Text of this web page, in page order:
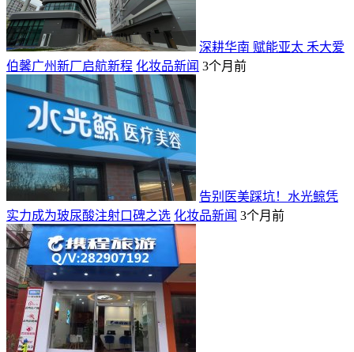
深耕华南 赋能亚太 禾大爱
伯馨广州新厂启航新程 化妆品新闻 3个月前
告别医美踩坑！水光鲸凭
实力成为玻尿酸注射口碑之选 化妆品新闻 3个月前